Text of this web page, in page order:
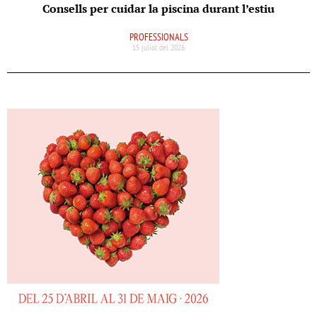
Consells per cuidar la piscina durant l’estiu
PROFESSIONALS
15 juliol del 2026